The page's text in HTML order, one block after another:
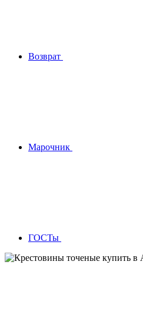
Возврат
Марочник
ГОСТы